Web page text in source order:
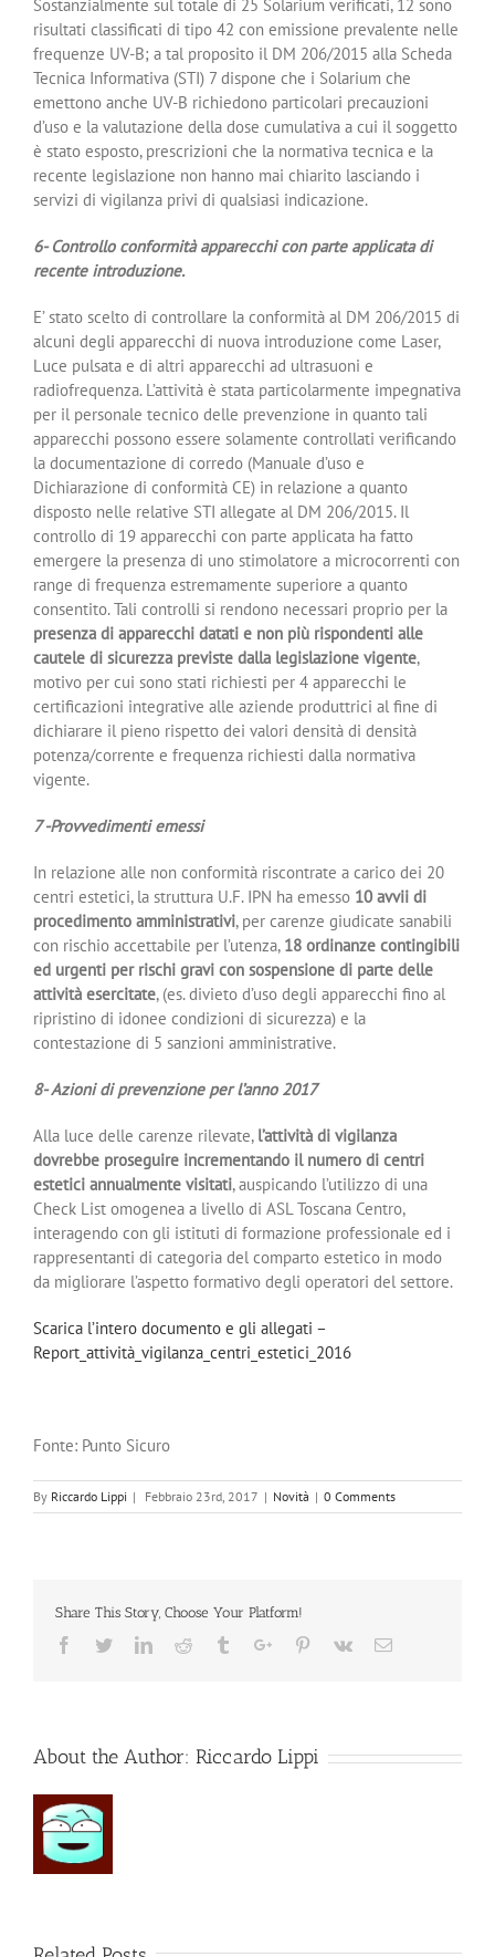
Sostanzialmente sul totale di 25 Solarium verificati, 12 sono
risultati classificati di tipo 42 con emissione prevalente nelle
frequenze UV-B; a tal proposito il DM 206/2015 alla Scheda
Tecnica Informativa (STI) 7 dispone che i Solarium che
emettono anche UV-B richiedono particolari precauzioni
d’uso e la valutazione della dose cumulativa a cui il soggetto
è stato esposto, prescrizioni che la normativa tecnica e la
recente legislazione non hanno mai chiarito lasciando i
servizi di vigilanza privi di qualsiasi indicazione.
6- Controllo conformità apparecchi con parte applicata di
recente introduzione.
E’ stato scelto di controllare la conformità al DM 206/2015 di
alcuni degli apparecchi di nuova introduzione come Laser,
Luce pulsata e di altri apparecchi ad ultrasuoni e
radiofrequenza. L’attività è stata particolarmente impegnativa
per il personale tecnico delle prevenzione in quanto tali
apparecchi possono essere solamente controllati verificando
la documentazione di corredo (Manuale d’uso e
Dichiarazione di conformità CE) in relazione a quanto
disposto nelle relative STI allegate al DM 206/2015. Il
controllo di 19 apparecchi con parte applicata ha fatto
emergere la presenza di uno stimolatore a microcorrenti con
range di frequenza estremamente superiore a quanto
consentito. Tali controlli si rendono necessari proprio per la
presenza di apparecchi datati e non più rispondenti alle
cautele di sicurezza previste dalla legislazione vigente,
motivo per cui sono stati richiesti per 4 apparecchi le
certificazioni integrative alle aziende produttrici al fine di
dichiarare il pieno rispetto dei valori densità di densità
potenza/corrente e frequenza richiesti dalla normativa
vigente.
7 -Provvedimenti emessi
In relazione alle non conformità riscontrate a carico dei 20
centri estetici, la struttura U.F. IPN ha emesso 10 avvii di
procedimento amministrativi, per carenze giudicate sanabili
con rischio accettabile per l’utenza, 18 ordinanze contingibili
ed urgenti per rischi gravi con sospensione di parte delle
attività esercitate, (es. divieto d’uso degli apparecchi fino al
ripristino di idonee condizioni di sicurezza) e la
contestazione di 5 sanzioni amministrative.
8- Azioni di prevenzione per l’anno 2017
Alla luce delle carenze rilevate, l’attività di vigilanza
dovrebbe proseguire incrementando il numero di centri
estetici annualmente visitati, auspicando l’utilizzo di una
Check List omogenea a livello di ASL Toscana Centro,
interagendo con gli istituti di formazione professionale ed i
rappresentanti di categoria del comparto estetico in modo
da migliorare l’aspetto formativo degli operatori del settore.
Scarica l’intero documento e gli allegati –
Report_attività_vigilanza_centri_estetici_2016
Fonte: Punto Sicuro
By Riccardo Lippi | Febbraio 23rd, 2017 | Novità | 0 Comments
Share This Story, Choose Your Platform!
Facebook
TwitterLinkedinReddit TumblrGoogle+Pinterest
Vk Email
About the Author: Riccardo Lippi